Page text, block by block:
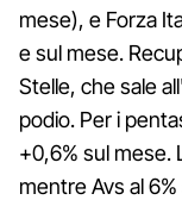
mese), e Forza
e sul mese.
Stelle, che sale
podio. Per i
+0,6% sul mese.
mentre Avs al